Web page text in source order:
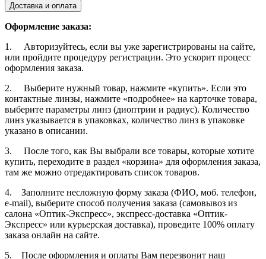
Доставка и оплата
Оформление заказа:
1. Авторизуйтесь, если вы уже зарегистрированы на сайте,
или пройдите процедуру регистрации. Это ускорит процесс
оформления заказа.
2. Выберите нужный товар, нажмите «купить». Если это
контактные линзы, нажмите «подробнее» на карточке товара,
выберите параметры линз (диоптрии и радиус). Количество
линз указывается в упаковках, количество линз в упаковке
указано в описании.
3. После того, как Вы выбрали все товары, которые хотите
купить, переходите в раздел «корзина» для оформления заказа,
там же можно отредактировать список товаров.
4. Заполните несложную форму заказа (ФИО, моб. телефон,
e-mail), выберите способ получения заказа (самовывоз из
салона «Оптик-Экспресс», экспресс-доставка «Оптик-
Экспресс» или курьерская доставка), проведите 100% оплату
заказа онлайн на сайте.
5. После оформления и оплаты Вам перезвонит наш